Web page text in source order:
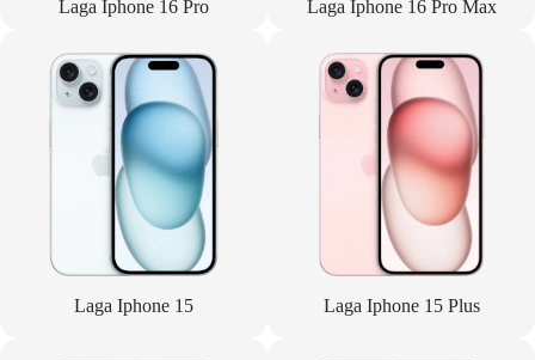
Laga Iphone 16 Pro Laga Iphone 16 Pro Max
Laga Iphone 15 Laga Iphone 15 Plus